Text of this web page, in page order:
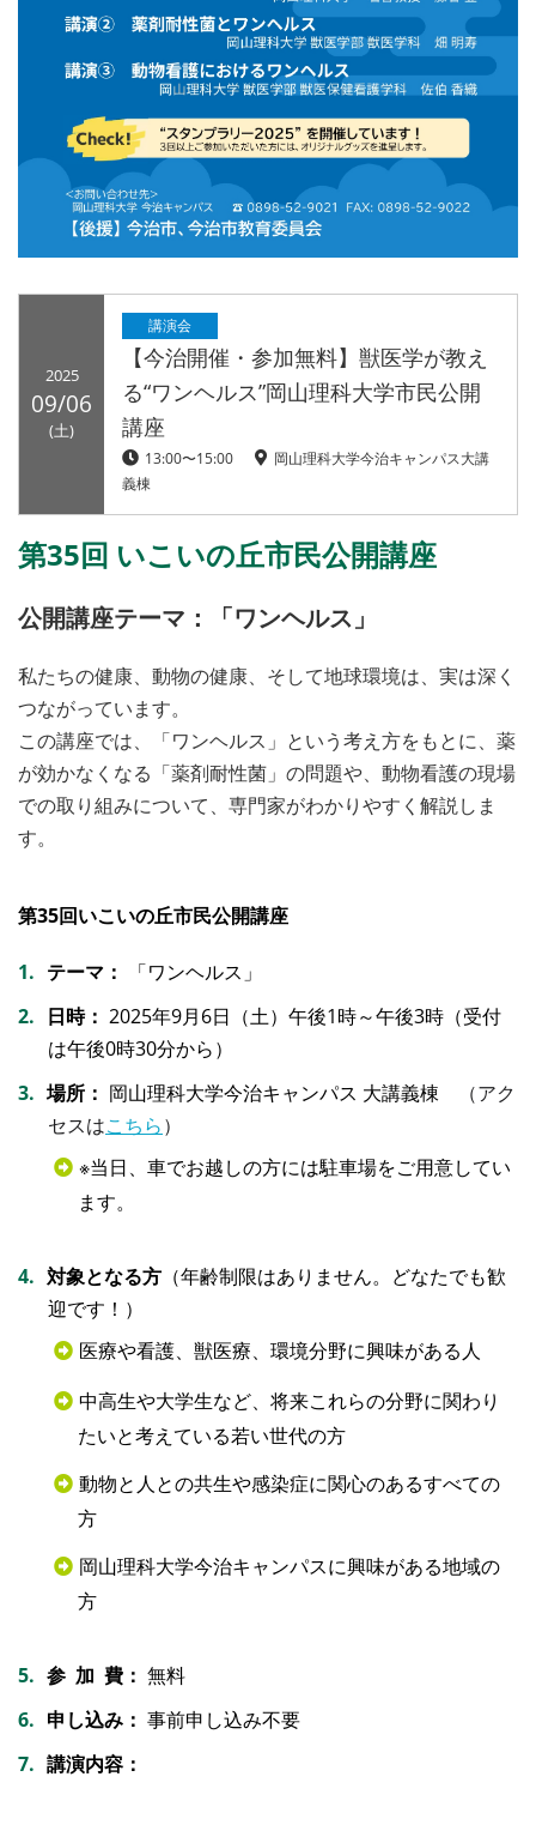
2025
09/06
(土)
講演会
【今治開催・参加無料】獣医学が教え
る“ワンヘルス”岡山理科大学市民公開
講座
13:00〜15:00
岡山理科大学今治キャンパス大講
義棟
第35回 いこいの丘市民公開講座
公開講座テーマ：「ワンヘルス 」
私たちの健康、動物の健康、そして地球環境は、実は深く
つながっています。
この講座では、「ワンヘルス」という考え方をもとに、薬
が効かなくなる「薬剤耐性菌」の問題や、動物看護の現場
での取り組みについて、専門家がわかりやすく解説しま
す。
第35回いこいの丘市民公開講座
テーマ：
「ワンヘルス」
日時： 2025年9月6日（土）午後1時～午後3時（受付
は午後0時30分から）
場所： 岡山理科大学今治キャンパス 大講義棟 （アク
セスはこちら）
※当日、車でお越しの方には駐車場をご用意してい
ます。
対象となる方 （年齢制限はありません。どなたでも歓
迎です！）
医療や看護、獣医療、環境分野に興味がある人
中高生や大学生など、将来これらの分野に関わり
たいと考えている若い世代の方
動物と人との共生や感染症に関心のあるすべての
方
岡山理科大学今治キャンパスに興味がある地域の
方
参 加 費： 無料
申し込み： 事前申し込み不要
講演内容：